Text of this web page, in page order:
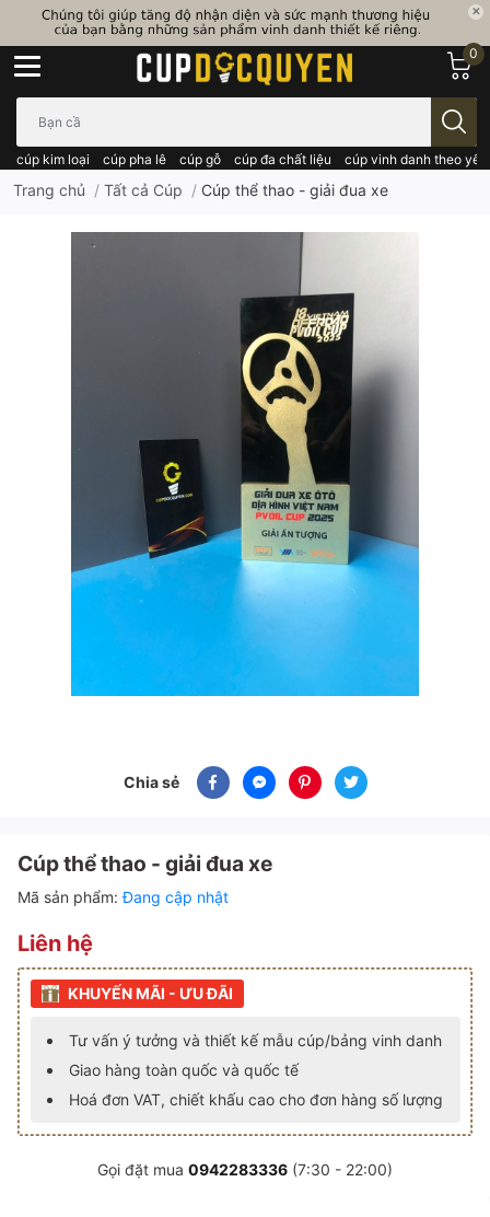
cúp kim loại cúp pha lê cúp gỗ cúp đa chất liệu cúp vinh danh theo
0
Trang chủ / Tất cả Cúp / Cúp thể thao - giải đua xe
Chia sẻ
Cúp thể thao - giải đua xe
Mã sản phẩm:Đang cập nhật
Liên hệ
KHUYẾN MÃI - ƯU ĐÃI
Tư vấn ý tưởng và thiết kế mẫu cúp/bảng vinh danh
Giao hàng toàn quốc và quốc tế
Hoá đơn VAT, chiết khấu cao cho đơn hàng số lượng
Gọi đặt mua 0942283336 (7:30 - 22:00)